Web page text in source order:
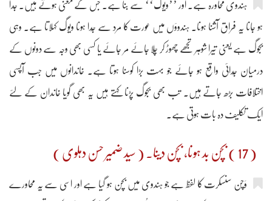
ہندوی محاورہ ہے۔ اور ’’ویوگ‘‘ سے بنا ہے۔ جس کے معنی ہوتے ہیں۔ جدا
ہو جانا یہ فراق آشنا ہونا۔ ہندوؤں میں عورت کا مرد سے جُدا ہونا ویوگ کہلاتا ہے۔ وہی
بجوگ ہے یعنی تیرا شوہر تجھے چھوڑ کر چلا جائے مر جائے یا کسی بھی وجہ سے دونوں کے
درمیان جُدائی واقع ہو جائے جو بہت بڑا کوسنا ہوتا ہے۔ خاندانوں میں جب آپسی
اختلافات بڑھ جاتے ہیں۔ تب بھی بجوگ پڑنا کہتے ہیں یہ بھی گویا خاندان کے لئے
ایک تکلیف دہ بات ہوتی ہے۔
( 17 ) بچن بد ہونا، بچن دینا۔ ( سید ضمیر حسن دہلوی )
وَچن سنسکرت کا لفظ ہے جو ہندوی میں بچن ہو گیا ہے اور اسی سے یہ محاورے